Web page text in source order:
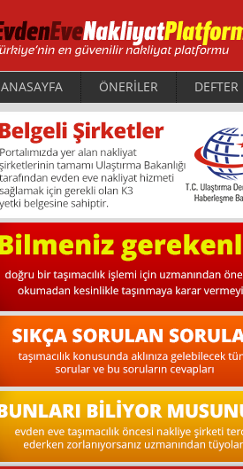
ANASAYFA ÖNERİLER DEFTER